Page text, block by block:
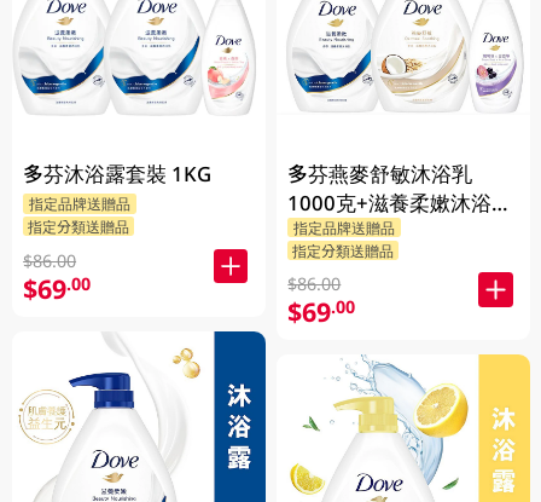
多芬沐浴露套裝 1KG
指定品牌送贈品
指定分類送贈品
$86.00
$69.00
多芬燕麥舒敏沐浴乳
1000克+滋養柔嫰沐浴乳
1000克+Dove沐浴乳200
克 (隨機發送) 1PK
指定品牌送贈品
指定分類送贈品
$86.00
$69.00